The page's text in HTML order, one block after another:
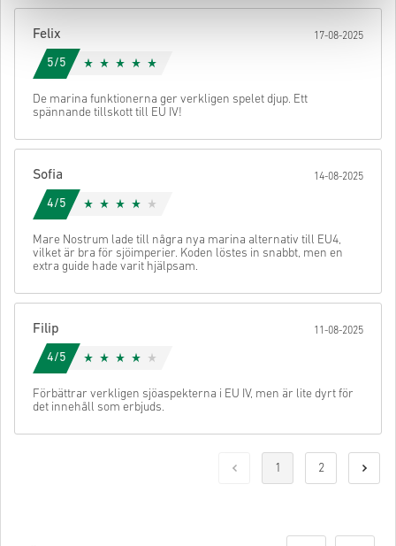
När det är klart får du ett mejl med en säker länk för att komma åt
Felix 17-08-2025
5/5
De marina funktionerna ger verkligen spelet djup. Ett
spännande tillskott till EU IV!
Sofia 14-08-2025
4/5
Mare Nostrum lade till några nya marina alternativ till EU4,
vilket är bra för sjöimperier. Koden löstes in snabbt, men en
extra guide hade varit hjälpsam.
Filip 11-08-2025
4/5
Förbättrar verkligen sjöaspekterna i EU IV, men är lite dyrt för
det innehåll som erbjuds.
1 2